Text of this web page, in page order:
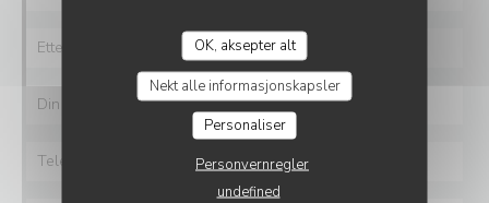
OK, aksepter alt
Nekt alle informasjonskapsler
Personaliser
Personvernregler
undefined
RESTAURANT ÉPHÉMÈRE DE RETOUR EN 2026